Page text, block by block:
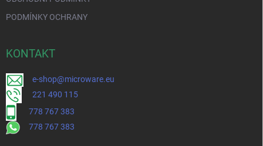
PODMÍNKY OCHRANY
KONTAKT
e-shop@microware.eu
221 490 115
778 767 383
778 767 383